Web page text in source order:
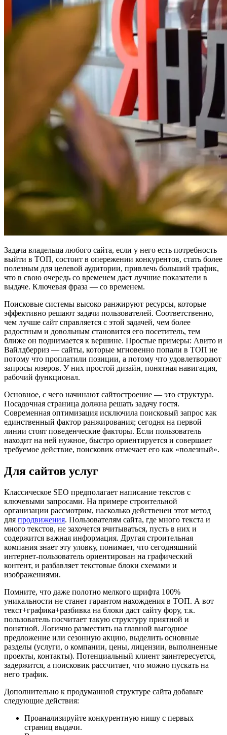
Задача владельца любого сайта, если у него есть потребность
выйти в ТОП, состоит в опережении конкурентов, стать более
полезным для целевой аудитории, привлечь больший трафик,
что в свою очередь со временем даст лучшие показатели в
выдаче. Ключевая фраза — со временем.
Поисковые системы высоко ранжируют ресурсы, которые
эффективно решают задачи пользователей. Соответственно,
чем лучше сайт справляется с этой задачей, чем более
радостным и довольным становится его посетитель, тем
ближе он поднимается к вершине. Простые примеры: Авито и
Вайлдберриз — сайты, которые мгновенно попали в ТОП не
потому что проплатили позиции, а потому что удовлетворяют
запросы юзеров. У них простой дизайн, понятная навигация,
рабочий функционал.
Основное, с чего начинают сайтостроение — это структура.
Посадочная страница должна решать задачу гостя.
Современная оптимизация исключила поисковый запрос как
единственный фактор ранжирования; сегодня на первой
линии стоят поведенческие факторы. Если пользователь
находит на ней нужное, быстро ориентируется и совершает
требуемое действие, поисковик отмечает его как «полезный».
Для сайтов услуг
Классическое SEO предполагает написание текстов с
ключевыми запросами. На примере строительной
организации рассмотрим, насколько действенен этот метод
для продвижения. Пользователям сайта, где много текста и
много текстов, не захочется вчитываться, пусть в них и
содержится важная информация. Другая строительная
компания знает эту уловку, понимает, что сегодняшний
интернет-пользователь ориентирован на графический
контент, и разбавляет текстовые блоки схемами и
изображениями.
Помните, что даже полотно мелкого шрифта 100%
уникальности не станет гарантом нахождения в ТОП. А вот
текст+графика+разбивка на блоки даст сайту фору, т.к.
пользователь посчитает такую структуру приятной и
понятной. Логично разместить на главной выгодное
предложение или сезонную акцию, выделить основные
разделы (услуги, о компании, цены, лицензии, выполненные
проекты, контакты). Потенциальный клиент заинтересуется,
задержится, а поисковик рассчитает, что можно пускать на
него трафик.
Дополнительно к продуманной структуре сайта добавьте
следующие действия:
Проанализируйте конкурентную нишу с первых
страниц выдачи.